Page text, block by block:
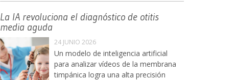
La IA revoluciona el diagnóstico de otitis
media aguda
24 JUNIO 2026
Un modelo de inteligencia artificial
para analizar vídeos de la membrana
timpánica logra una alta precisión